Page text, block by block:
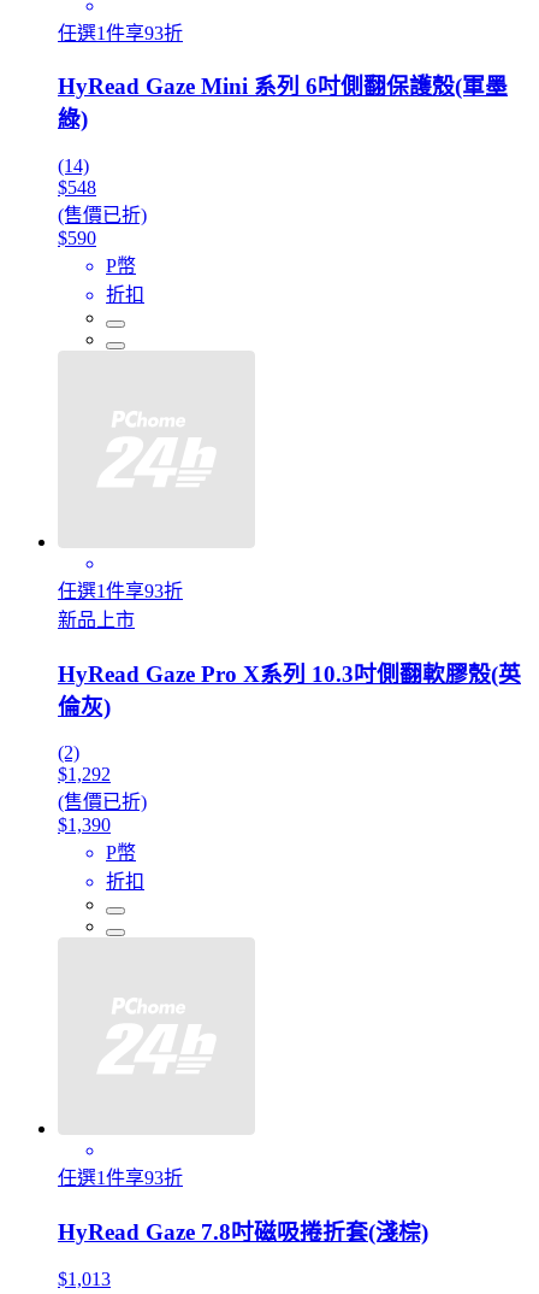
任選1件享93折
HyRead Gaze Mini 系列 6吋側翻保護殼(軍墨
綠)
(14)
$548
(售價已折)
$590
P幣
折扣
任選1件享93折
新品上市
HyRead Gaze Pro X系列 10.3吋側翻軟膠殼(英
倫灰)
(2)
$1,292
(售價已折)
$1,390
P幣
折扣
任選1件享93折
HyRead Gaze 7.8吋磁吸捲折套(淺棕)
$1,013